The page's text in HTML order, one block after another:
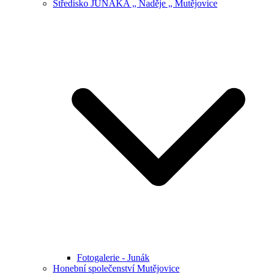
Středisko JUNÁKA „ Naděje „ Mutějovice
Fotogalerie - Junák
Honební společenství Mutějovice